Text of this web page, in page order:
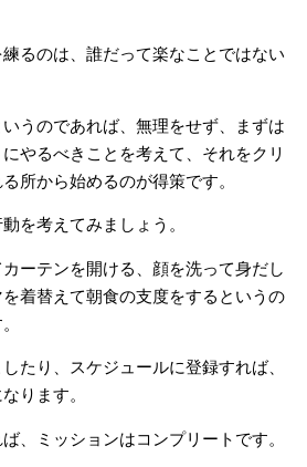
るのは、誰だって楽なことではない
うのであれば、無理をせず、まずは
やるべきことを考えて、それをクリ
所から始めるのが得策です。
を考えてみましょう。
ーテンを開ける、顔を洗って身だし
着替えて朝食の支度をするというの
たり、スケジュールに登録すれば、
ります。
、ミッションはコンプリートです。